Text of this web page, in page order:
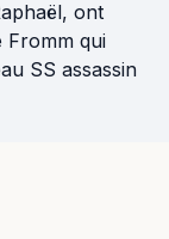
ont
Fromm qui
SS assassin